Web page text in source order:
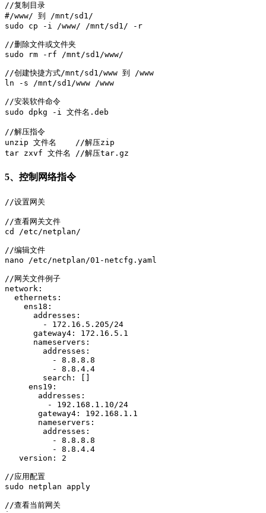
//复制目录
#/www/ 到 /mnt/sd1/
sudo cp -i /www/ /mnt/sd1/ -r
//删除文件或文件夹
sudo rm -rf /mnt/sd1/www/
//创建快捷方式/mnt/sd1/www 到 /www
ln -s /mnt/sd1/www /www
//安装软件命令
sudo dpkg -i 文件名.deb
//解压指令
unzip 文件名    //解压zip
tar zxvf 文件名 //解压tar.gz
5、控制网络指令
//设置网关
//查看网关文件
cd /etc/netplan/
//编辑文件
nano /etc/netplan/01-netcfg.yaml
//网关文件例子
network:
  ethernets:
    ens18:
      addresses:
        - 172.16.5.205/24
      gateway4: 172.16.5.1
      nameservers:
        addresses:
          - 8.8.8.8
          - 8.8.4.4
        search: []
     ens19:
       addresses:
         - 192.168.1.10/24
       gateway4: 192.168.1.1
       nameservers:
        addresses:
          - 8.8.8.8
          - 8.8.4.4
   version: 2
//应用配置
sudo netplan apply
//查看当前网关